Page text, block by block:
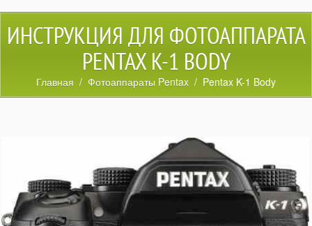
ИНСТРУКЦИЯ ДЛЯ ФОТОАППАРАТА
PENTAX K-1 BODY
Главная / Фотоаппараты Pentax / Pentax K-1 Body